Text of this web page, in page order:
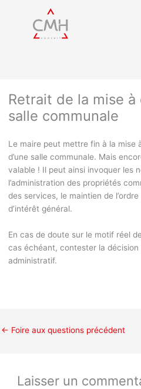
Retrait de la mise à
salle communale
Le maire peut mettre fin à la mise
d’une salle communale. Mais
valable ! Il peut ainsi invoquer les
l’administration des propriétés
des services, le maintien de
d’intérêt général.
En cas de doute sur le motif réel
cas échéant, contester la
administratif.
← Foire aux questions précédent
Laisser un